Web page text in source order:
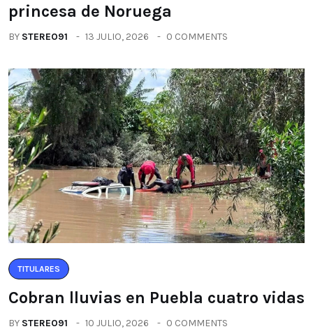
princesa de Noruega
BY STEREO91 13 JULIO, 2026 0 COMMENTS
TITULARES
Cobran lluvias en Puebla cuatro vidas
BY STEREO91 10 JULIO, 2026 0 COMMENTS